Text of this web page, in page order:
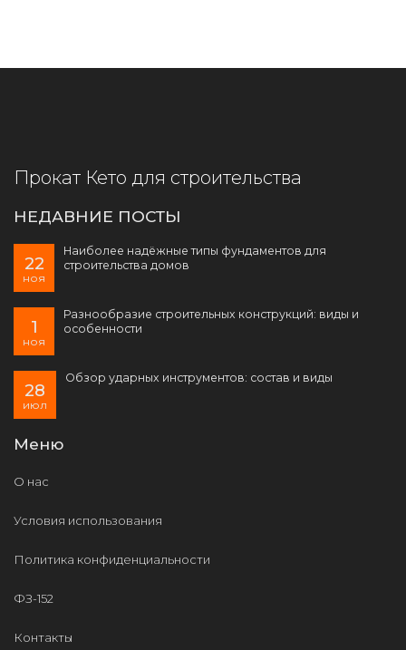
Прокат Кето для строительства
НЕДАВНИЕ ПОСТЫ
22
ноя
Наиболее надёжные типы фундаментов для
строительства домов
1
ноя
Разнообразие строительных конструкций: виды и
особенности
28
июл
Обзор ударных инструментов: состав и виды
Меню
О нас
Условия использования
Политика конфиденциальности
ФЗ-152
Контакты